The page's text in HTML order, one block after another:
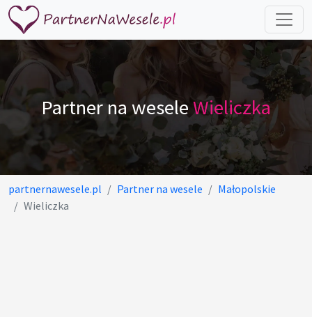
Partner na weseleWieliczka
partnernawesele.pl Partner na wesele
Małopolskie
Wieliczka